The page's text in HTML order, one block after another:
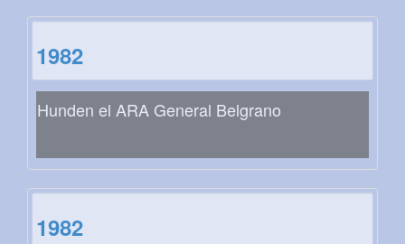
1982
Hunden el ARA General Belgrano
1982